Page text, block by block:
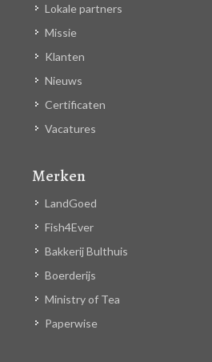
Lokale partners
Missie
Klanten
Nieuws
Certificaten
Vacatures
Merken
LandGoed
Fish4Ever
Bakkerij Bulthuis
Boerderijs
Ministry of Tea
Paperwise